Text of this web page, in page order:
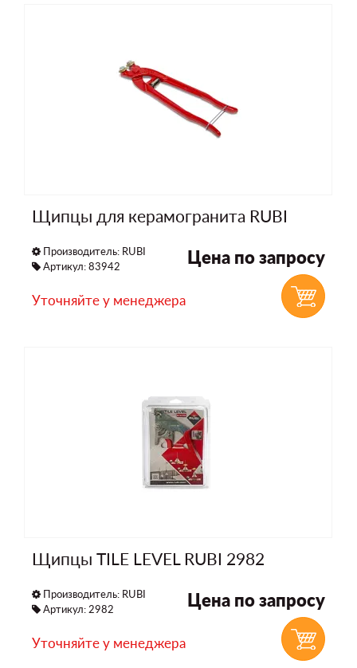
Щипцы для керамогранита RUBI
Производитель: RUBI
Артикул: 83942
Цена по запросу
Уточняйте у менеджера
Щипцы TILE LEVEL RUBI 2982
Производитель: RUBI
Артикул: 2982
Цена по запросу
Уточняйте у менеджера